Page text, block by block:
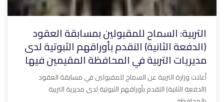
التربية: السماح للمقبولين بمسابقة العقود
(الدفعة الثانية) التقدم بأوراقهم الثبوتية لدى
مديريات التربية في المحافظة المقيمين فيها
أعلنت وزارة التربية عن السماح للمقبولين في مسابقة العقود
(الدفعة الثانية) التقدم بأوراقهم الثبوتية لدى مديرية التربية